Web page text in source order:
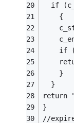
if
    {
if
    }
  }
return
}
//